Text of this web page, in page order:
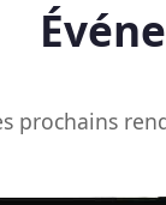
prochains